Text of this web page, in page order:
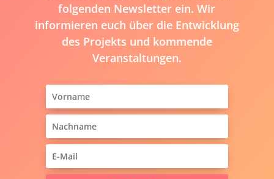
folgenden Newsletter ein. Wir
informieren euch über die Entwicklung
des Projekts und kommende
Veranstaltungen.